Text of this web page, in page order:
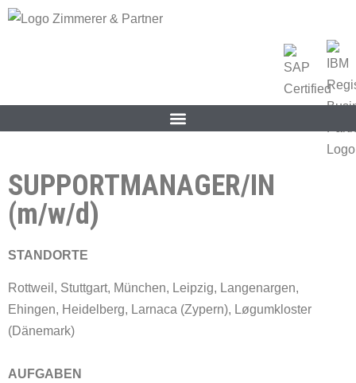
SUPPORTMANAGER/IN
(m/w/d)
STANDORTE
Rottweil, Stuttgart, München, Leipzig, Langenargen,
Ehingen, Heidelberg, Larnaca (Zypern), Løgumkloster
(Dänemark)
AUFGABEN